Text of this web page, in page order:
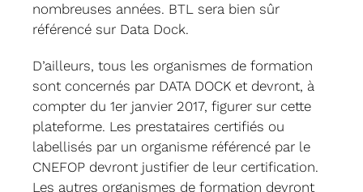
nombreuses années. BTL sera bien sûr
référencé sur Data Dock.
D’ailleurs, tous les organismes de formation
sont concernés par DATA DOCK et devront, à
compter du 1er janvier 2017, figurer sur cette
plateforme. Les prestataires certifiés ou
labellisés par un organisme référencé par le
CNEFOP devront justifier de leur certification.
Les autres organismes de formation devront